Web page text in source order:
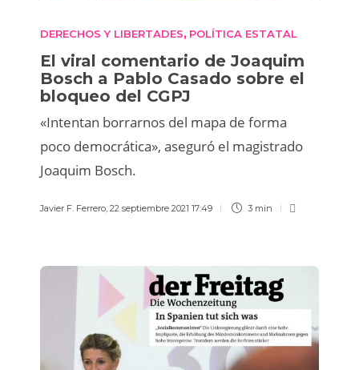
DERECHOS Y LIBERTADES, POLÍTICA ESTATAL
El viral comentario de Joaquim
Bosch a Pablo Casado sobre el
bloqueo del CGPJ
«Intentan borrarnos del mapa de forma
poco democrática», aseguró el magistrado
Joaquim Bosch.
Javier F. Ferrero, 22 septiembre 2021 17:49 3 min